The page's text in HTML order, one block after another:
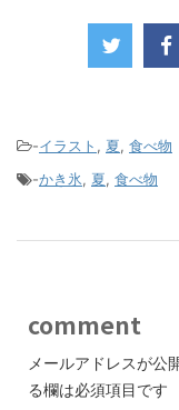
-イラスト , 夏, 食べ物
-かき氷, 夏, 食べ物
comment
メールアドレスが公
る欄は必須項目です